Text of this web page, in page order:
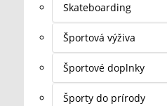
Skateboarding
Športová výživa
Športové doplnky
Športy do prírody